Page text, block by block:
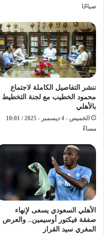
صباحًا
ننشر التفاصيل الكاملة لاجتماع
محمود الخطيب مع لجنة التخطيط
بالأهلي
الخميس - 4 ديسمبر - 2025 / 10:01
مساءً
الأهلي السعودي يسعى لإنهاء
صفقة فيكتور أوسيمين.. والعرض
المغري سيد القرار